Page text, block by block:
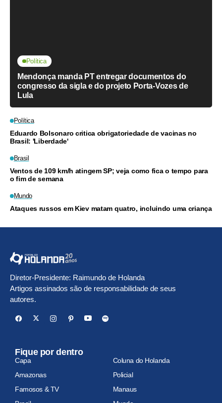
Política
Mendonça manda PT entregar documentos do
congresso da sigla e do projeto Porta-Vozes de
Lula
Política
Eduardo Bolsonaro critica obrigatoriedade de vacinas no
Brasil: 'Liberdade'
Brasil
Ventos de 109 km/h atingem SP; veja como fica o tempo para
o fim de semana
Mundo
Ataques russos em Kiev matam quatro, incluindo uma criança
Diretor-Presidente: Raimundo de Holanda
Artigos assinados são de responsabilidade de seus
autores.
Fique por dentro
Capa
Coluna do Holanda
Amazonas
Policial
Famosos & TV
Manaus